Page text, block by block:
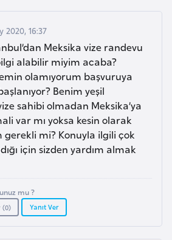
2020, 16:37
Meksika vize randevu
alabilir miyim acaba?
olamıyorum başvuruya
Benim yeşil
sahibi olmadan Meksika’ya
var mı yoksa kesin olarak
mi? Konuyla ilgili çok
için sizden yardım almak
mu ?
(0) Yanıt Ver